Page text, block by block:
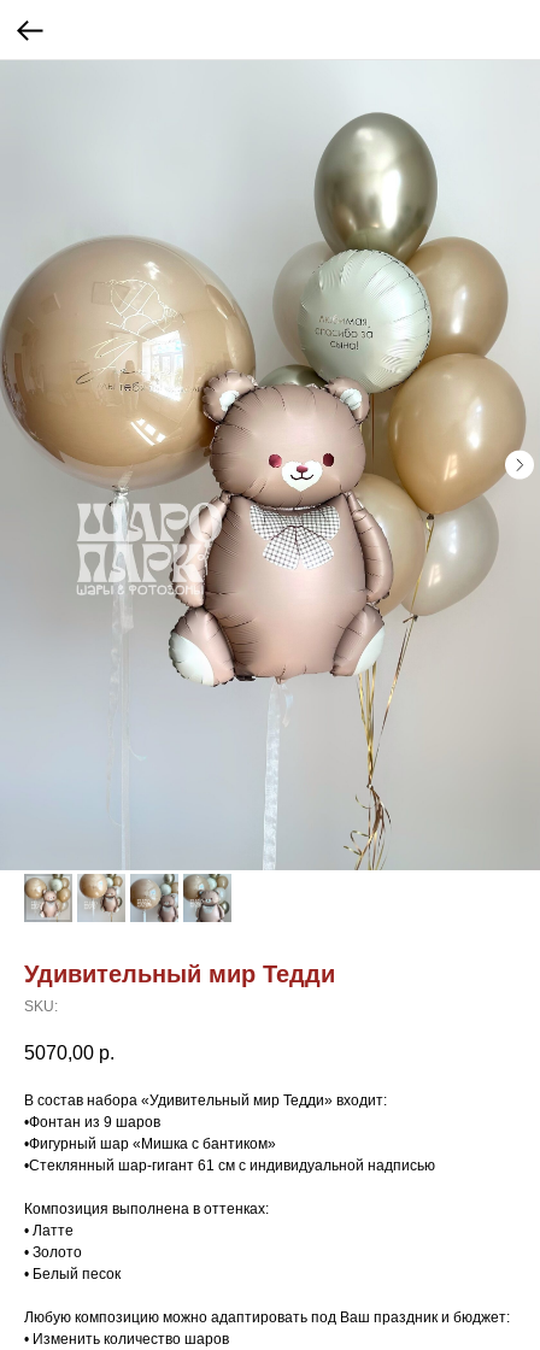
Удивительный мир Тедди
SKU:
5070,00 р.
В состав набора «Удивительный мир Тедди» входит:
•Фонтан из 9 шаров
•Фигурный шар «Мишка с бантиком»
•Стеклянный шар-гигант 61 см с индивидуальной надписью
Композиция выполнена в оттенках:
• Латте
• Золото
• Белый песок
Любую композицию можно адаптировать под Ваш праздник и бюджет:
• Изменить количество шаров